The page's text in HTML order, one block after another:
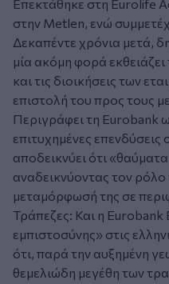
Επεκτάθηκε στη Eurolife
στην Metlen, ενώ
Δεκαπέντε χρόνια μετά,
μία ακόμη φορά
και τις διοικήσεις των
επιστολή του προς τους
Περιγράφει τη Eurobank
επιτυχημένες επενδύσεις
αποδεικνύει ότι
αναδεικνύοντας τον
μεταμόρφωσή της σε
Τράπεζες: Και η Eurobank
εμπιστοσύνης» στις
ότι, παρά την αυξημένη
θεμελιώδη μεγέθη των